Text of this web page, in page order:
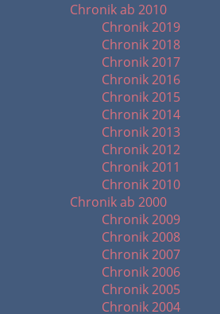
Chronik ab 2010
Chronik 2019
Chronik 2018
Chronik 2017
Chronik 2016
Chronik 2015
Chronik 2014
Chronik 2013
Chronik 2012
Chronik 2011
Chronik 2010
Chronik ab 2000
Chronik 2009
Chronik 2008
Chronik 2007
Chronik 2006
Chronik 2005
Chronik 2004